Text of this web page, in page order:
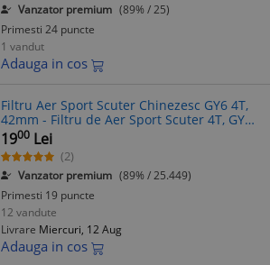
Vanzator premium (89% / 25)
Primesti 24 puncte
1 vandut
Adauga in cos
Filtru Aer Sport Scuter Chinezesc GY6 4T,
42mm - Filtru de Aer Sport Scuter 4T, GY6,
Chinezesc
1900 Lei
(2)
Vanzator premium (89% / 25.449)
Primesti 19 puncte
12 vandute
Livrare Miercuri, 12 Aug
Adauga in cos